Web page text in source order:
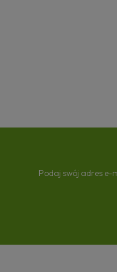
Podaj swój adres e-